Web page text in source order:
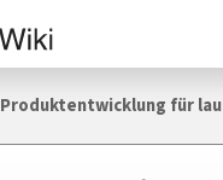
Produktentwicklung für lau